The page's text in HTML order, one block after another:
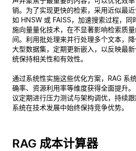
销。为了实现更快的检索，采用近似最近
如 HNSW 或 FAISS，加速搜索过程，同
施向量量化技术，在不显著影响检索质
间。利用批处理来并行处理多个文本，
大型数据集，定期更新嵌入，以反映最
统保持相关性和有效性。
通过系统性实施这些优化方案，RAG 系
确率、资源利用率等维度获得全面提升
议定期进行压力测试与架构调优，持续
系统在技术发展中始终保持竞争优势。
RAG 成本计算器